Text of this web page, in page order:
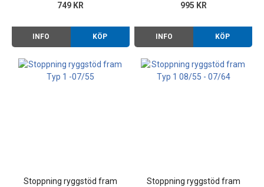
749 KR
INFO KÖP
995 KR
INFO KÖP
Stoppning ryggstöd fram
Stoppning ryggstöd fram